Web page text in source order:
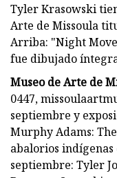
Tyler Krasowski
Arte de Missoula
Arriba: "Night
fue dibujado
Museo de Arte de
0447,
septiembre y
Murphy Adams:
abalorios indígenas
septiembre: Tyler